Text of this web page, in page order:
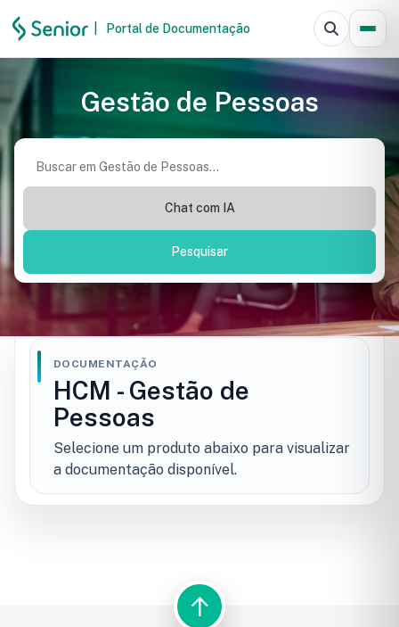
Portal de Documentação
Gestão de Pessoas
Chat com IA
Pesquisar
DOCUMENTAÇÃO
HCM - Gestão de
Pessoas
Selecione um produto abaixo para visualizar
a documentação disponível.
Resultados da pesquisa↑